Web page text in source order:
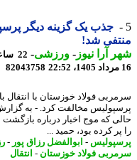
جذب یک گزینه دیگر
شد!
آرا نیوز-ورزشی-
22 ساعت
82043758
فولاد خوزستان با انتقال
مخالفت کرد. - به گزارش
که موج اخبار درباره بازگشت
کرده بود، حمید ...
-ابوالفضل رزاق پور-رزاق
فولاد خوزستان-انتقال